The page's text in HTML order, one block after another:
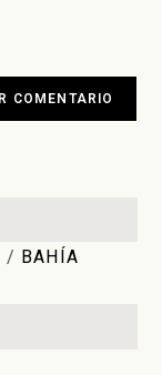
/ BAHÍA